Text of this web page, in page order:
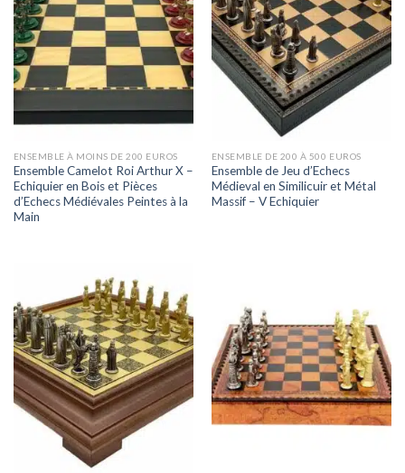
ENSEMBLE À MOINS DE 200 EUROS
Ensemble Camelot Roi Arthur X –
Echiquier en Bois et Pièces
d’Echecs Médiévales Peintes à la
Main
ENSEMBLE DE 200 À 500 EUROS
Ensemble de Jeu d’Echecs
Médieval en Similicuir et Métal
Massif – V Echiquier